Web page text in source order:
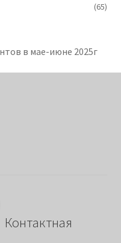
(65)
в мае-июне 2025г
Контактная